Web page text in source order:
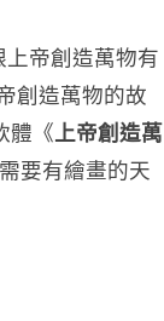
帝創造萬物有
創造萬物的故
體《 上帝創造萬
要有繪畫的天